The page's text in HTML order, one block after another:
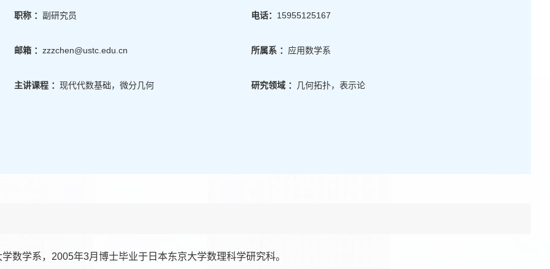
职称 ： 副研究员 电话： 15955125167
邮箱 ： zzzchen@ustc.edu.cn 所属系 ： 应用数学系
主讲课程 ： 现代代数基础，微分几何 研究领域 ： 几何拓扑，表示论
数学系，2005年3月博士毕业于日本东京大学数理科学研究科。